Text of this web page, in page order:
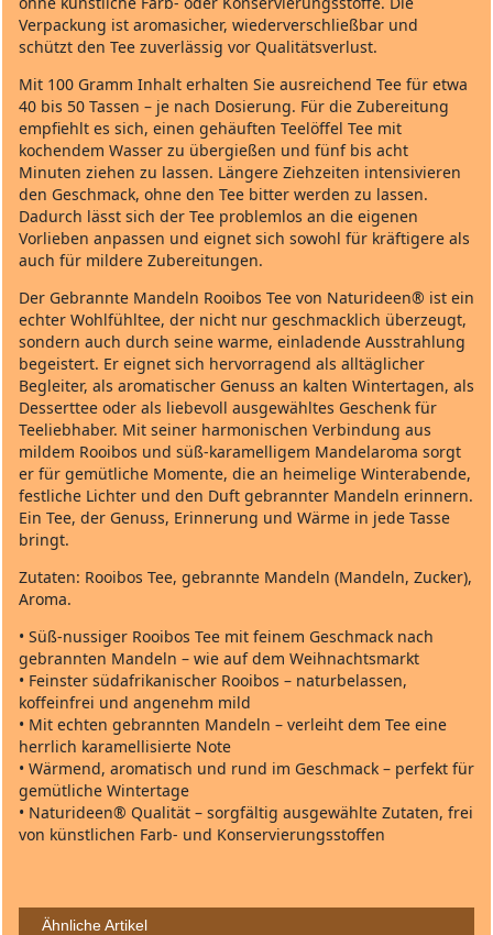
Verpackung ist aromasicher, wiederverschließbar und
schützt den Tee zuverlässig vor Qualitätsverlust.
Mit 100 Gramm Inhalt erhalten Sie ausreichend Tee für etwa
40 bis 50 Tassen – je nach Dosierung. Für die Zubereitung
empfiehlt es sich, einen gehäuften Teelöffel Tee mit
kochendem Wasser zu übergießen und fünf bis acht
Minuten ziehen zu lassen. Längere Ziehzeiten intensivieren
den Geschmack, ohne den Tee bitter werden zu lassen.
Dadurch lässt sich der Tee problemlos an die eigenen
Vorlieben anpassen und eignet sich sowohl für kräftigere als
auch für mildere Zubereitungen.
Der Gebrannte Mandeln Rooibos Tee von Naturideen® ist ein
echter Wohlfühltee, der nicht nur geschmacklich überzeugt,
sondern auch durch seine warme, einladende Ausstrahlung
begeistert. Er eignet sich hervorragend als alltäglicher
Begleiter, als aromatischer Genuss an kalten Wintertagen, als
Desserttee oder als liebevoll ausgewähltes Geschenk für
Teeliebhaber. Mit seiner harmonischen Verbindung aus
mildem Rooibos und süß‑karamelligem Mandelaroma sorgt
er für gemütliche Momente, die an heimelige Winterabende,
festliche Lichter und den Duft gebrannter Mandeln erinnern.
Ein Tee, der Genuss, Erinnerung und Wärme in jede Tasse
bringt.
Zutaten: Rooibos Tee, gebrannte Mandeln (Mandeln, Zucker),
Aroma.
• Süß-nussiger Rooibos Tee mit feinem Geschmack nach
gebrannten Mandeln – wie auf dem Weihnachtsmarkt
• Feinster südafrikanischer Rooibos – naturbelassen,
koffeinfrei und angenehm mild
• Mit echten gebrannten Mandeln – verleiht dem Tee eine
herrlich karamellisierte Note
• Wärmend, aromatisch und rund im Geschmack – perfekt für
gemütliche Wintertage
• Naturideen® Qualität – sorgfältig ausgewählte Zutaten, frei
von künstlichen Farb- und Konservierungsstoffen
Ähnliche Artikel